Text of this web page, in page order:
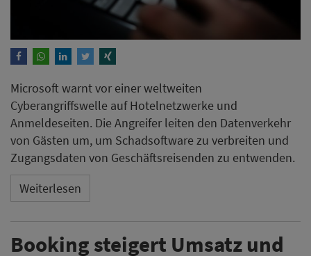
Microsoft warnt vor einer weltweiten
Cyberangriffswelle auf Hotelnetzwerke und
Anmeldeseiten. Die Angreifer leiten den Datenverkehr
von Gästen um, um Schadsoftware zu verbreiten und
Zugangsdaten von Geschäftsreisenden zu entwenden.
Weiterlesen
Booking steigert Umsatz und